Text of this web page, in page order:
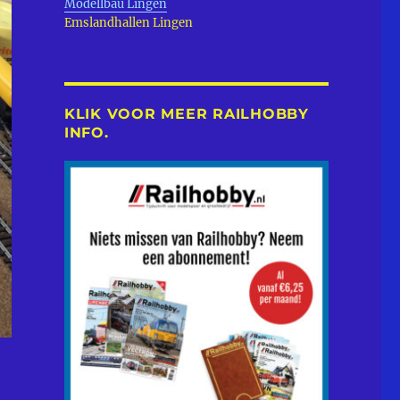
Modellbau Lingen
Emslandhallen Lingen
KLIK VOOR MEER RAILHOBBY
INFO.